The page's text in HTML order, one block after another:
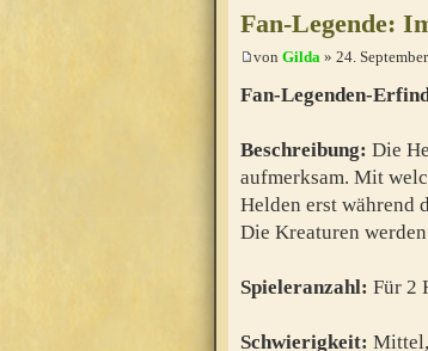
Fan-Legende:
von Gilda » 24.
Fan-Legenden-
Beschreibung: Die
aufmerksam. Mit
Helden erst während
Die Kreaturen
Spieleranzahl: Für 2
Schwierigkeit: